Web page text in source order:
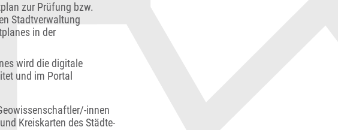
zur Prüfung bzw.
Stadtverwaltung
in der
wird die digitale
und im Portal
innen
Kreiskarten des Städte-